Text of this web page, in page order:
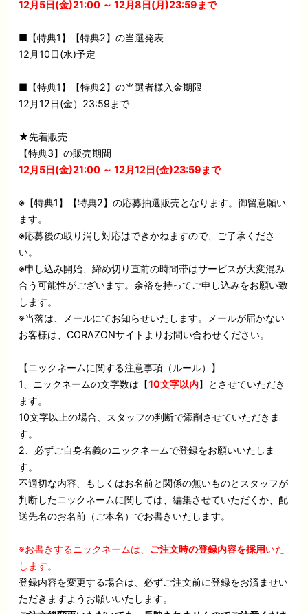
12月5日(金)21:00 ～ 12月8日(月)23:59まで
■【特典1】【特典2】の当選発表
12月10日(水)予定
■【特典1】【特典2】の当選者様入金期限
12月12日(金）23:59まで
★先着販売
【特典3】の販売期間
12月5日(金)21:00 ～ 12月12日(金)23:59まで
※【特典1】【特典2】の応募抽選販売となります。御留意願い
ます。
※応募後の取り消し対応はできかねますので、ご了承くださ
い。
※申し込み開始、締め切り直前の時間帯はサービスが大変混み
合う可能性がございます。余裕を持ってご申し込みをお願い致
します。
※当落は、メールにてお知らせいたします。メールが届かない
お客様は、CORAZONサイトよりお問い合わせください。
【ニックネームに関する注意事項（ルール）】
1、ニックネームの文字数は【10文字以内】とさせていただき
ます。
10文字以上の場合、スタッフの判断で添削させていただきま
す。
2、必ずご自身名義のニックネームで登録をお願いいたしま
す。
不適切な内容、もしくはお名前と関係の無いものとスタッフが
判断したニックネームに関しては、編集させていただくか、配
送先名のお名前（ご本名）でお書きいたします。
※お書きするニックネームは、 ご注文時の登録内容を採用いた
します。
登録内容を変更する場合は、必ずご注文前に登録をお済ませい
ただきますようお願いいたします。